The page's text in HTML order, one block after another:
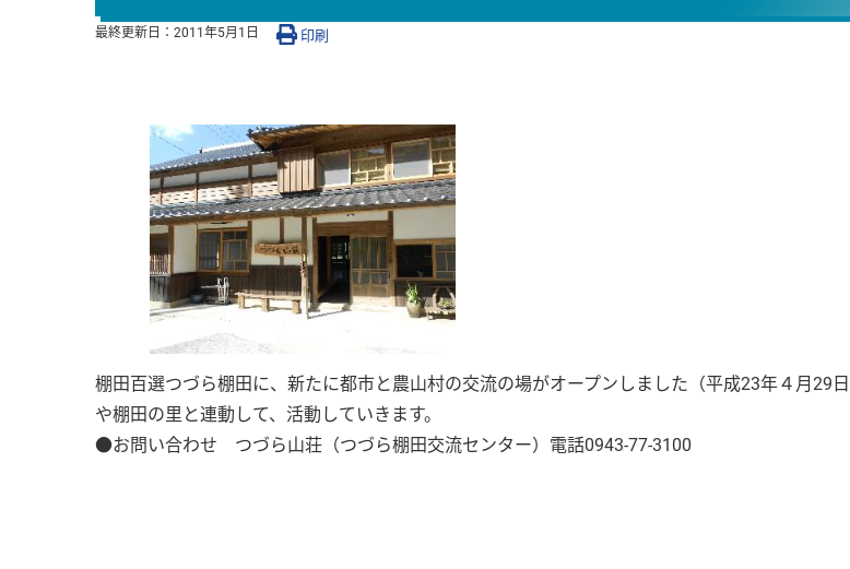
最終更新日： 2011年5月1日 印刷
棚田百選つづら棚田に、新たに都市と農山村の交流の場がオープンしました（平成23年４月29
や棚田の里と連動して、活動していきます。
●お問い合わせ つづら山荘（つづら棚田交流センター）電話0943-77-3100